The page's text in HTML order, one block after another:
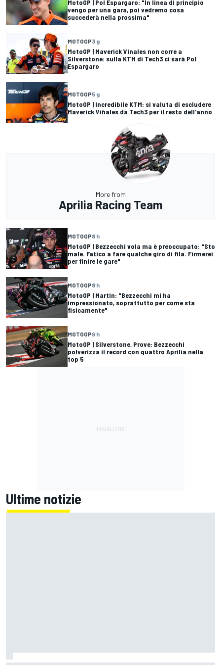
MotoGP | Pol Espargaro: "In linea di principio
vengo per una gara, poi vedremo cosa
succederà nella prossima"
MOTOGP3 g
MotoGP | Maverick Vinales non corre a
Silverstone: sulla KTM di Tech3 ci sarà Pol
Espargaro
MOTOGP5 g
MotoGP | Incredibile KTM: si valuta di escludere
Maverick Viñales da Tech3 per il resto dell'anno
More from
Aprilia Racing Team
MOTOGP8 h
MotoGP | Bezzecchi vola ma è preoccupato: "Sto
male. Fatico a fare qualche giro di fila. Firmerei
per finire le gare"
MOTOGP8 h
MotoGP | Martin: "Bezzecchi mi ha
impressionato, soprattutto per come sta
fisicamente"
MOTOGP9 h
MotoGP | Silverstone, Prove: Bezzecchi
polverizza il record con quattro Aprilia nella
top 5
Ultime notizie